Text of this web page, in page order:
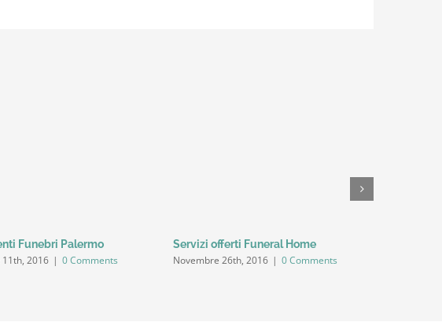
Funebri Palermo
2016 | 0 Comments
Servizi offerti Funeral Home
Novembre 26th, 2016 | 0 Comments